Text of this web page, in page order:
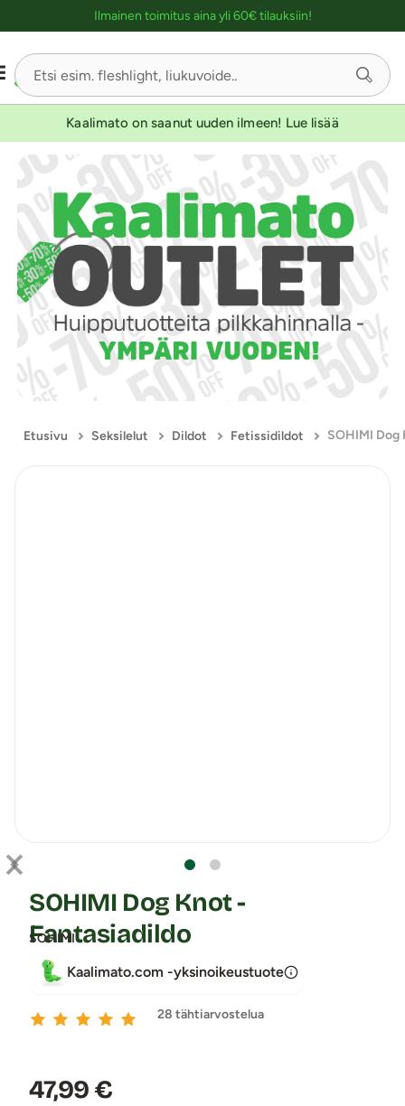
Ilmainen toimitus aina yli 60€ tilauksiin!
Kaalimato on saanut uuden ilmeen! Lue lisää
Etusivu Seksilelut Dildot Fetissidildot SOHIMI Dog
SOHIMI
SOHIMI Dog Knot -
Fantasiadildo
Kaalimato.com -yksinoikeustuote
28 tähtiarvostelua
Hinta:
47,99 €